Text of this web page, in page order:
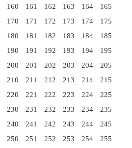
160 161 162 163 164
165
170 171 172 173 174
175
180 181 182 183 184
185
190 191 192 193 194
195
200 201 202 203 204
205
210 211 212 213 214
215
220 221 222 223 224
225
230 231 232 233 234
235
240 241 242 243 244
245
250 251 252 253 254
255